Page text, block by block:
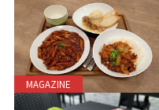
MAGAZINE